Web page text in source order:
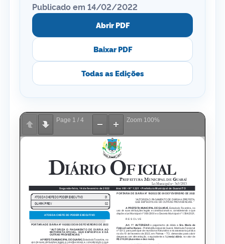
Publicado em 14/02/2022
Abrir PDF
Baixar PDF
Todas as Edições
Page 1 / 4 Zoom 100%